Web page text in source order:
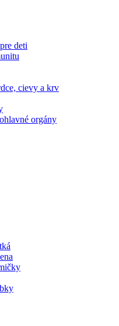
deti
cievy a krv
orgány